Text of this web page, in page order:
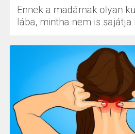
Ennek a madárnak olyan
lába, mintha nem is sajátja